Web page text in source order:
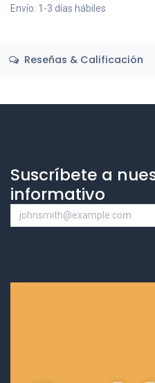
Envío: 1-3 días hábiles
Reseñas & Calificación
Suscríbete a
informativo